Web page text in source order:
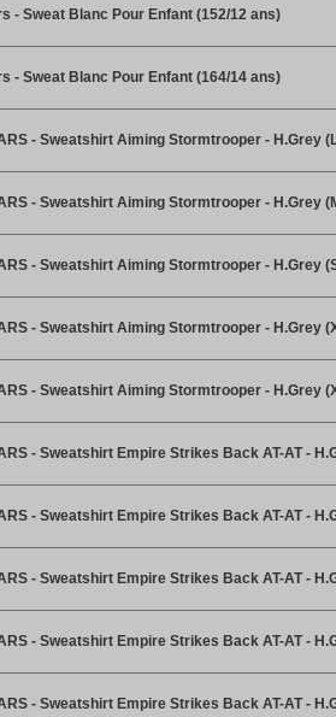
- Sweat Blanc Pour Enfant (152/12 ans)
- Sweat Blanc Pour Enfant (164/14 ans)
- Sweatshirt Aiming Stormtrooper - H.Grey
- Sweatshirt Aiming Stormtrooper - H.Grey
- Sweatshirt Aiming Stormtrooper - H.Grey
- Sweatshirt Aiming Stormtrooper - H.Grey
- Sweatshirt Aiming Stormtrooper - H.Grey
- Sweatshirt Empire Strikes Back AT-AT -
- Sweatshirt Empire Strikes Back AT-AT -
- Sweatshirt Empire Strikes Back AT-AT -
- Sweatshirt Empire Strikes Back AT-AT -
- Sweatshirt Empire Strikes Back AT-AT -